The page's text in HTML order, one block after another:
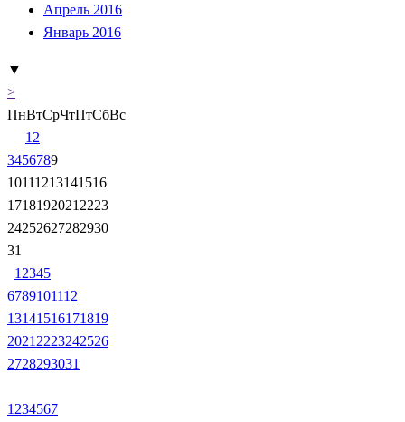
Апрель 2016
Январь 2016
▼
>
ПнВтСрЧтПтСбВс
1 2
3456789
10111213141516
1718192021 2223
24252627282930
31
1 2345
6789101112
13141516171819
2021 2223242526
2728293031
1 234567